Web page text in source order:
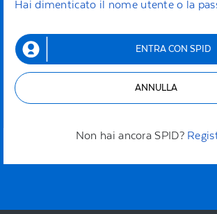
Hai dimenticato il nome utente o la
ENTRA CON SPID
ANNULLA
Non hai ancora SPID?